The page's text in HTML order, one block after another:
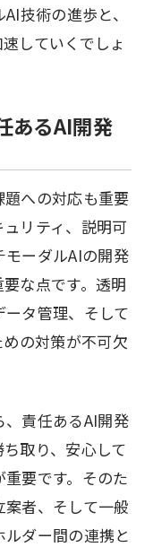
技術の進歩と、
していくでしょ
あるAI開発
への対応も重要
リティ、説明可
ーダルAIの開発
な点です。透明
タ管理、そして
の対策が不可欠
責任あるAI開発
取り、安心して
要です。そのた
者、そして一般
ダー間の連携と